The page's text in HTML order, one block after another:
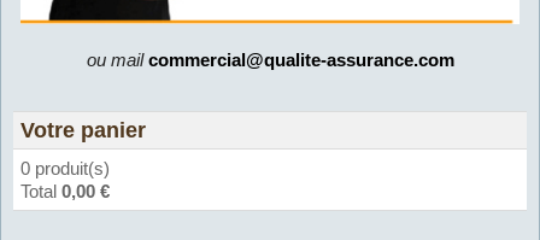
ou mailcommercial@qualite-assurance.com
Votre panier
0 produit(s)
Total 0,00 €